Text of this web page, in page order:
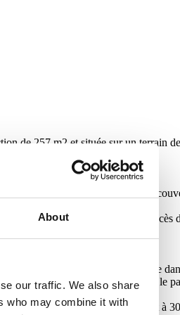
About
our traffic. We also share
who may combine it with
de 257 m2 et située sur un terrain
avec des appareils Miele.
qui donne accès à un toit
dans un bon séjour avec accès
les pièces.
recherchant une qualité de vie
d'espaces verts, comme le
A5, à 15 minutes de Sintra et à